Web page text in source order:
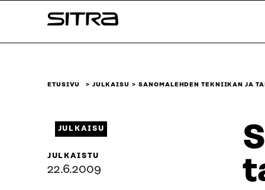
sisältöön
Sitra
ETUSIVU JULKAISU SANOMALEHDEN TEKNIIKAN JA
JULKAISU
JULKAISTU
22.6.2009